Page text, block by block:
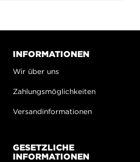
INFORMATIONEN
Wir über uns
Zahlungsmöglichkeiten
Versandinformationen
GESETZLICHE
INFORMATIONEN